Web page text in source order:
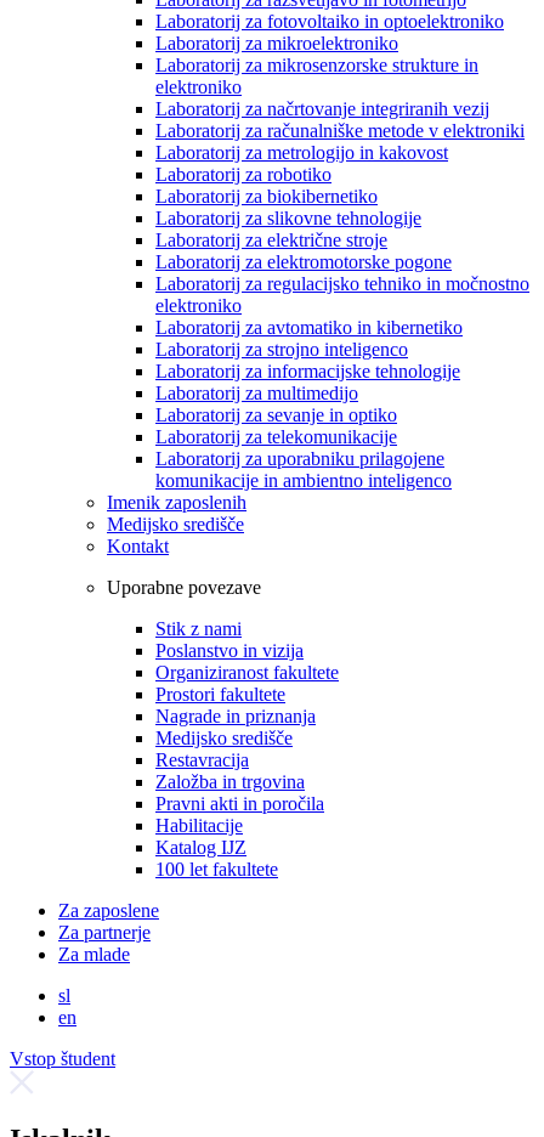
Laboratorij za fotovoltaiko in optoelektroniko
Laboratorij za mikroelektroniko
Laboratorij za mikrosenzorske strukture in
elektroniko
Laboratorij za načrtovanje integriranih vezij
Laboratorij za računalniške metode v elektroniki
Laboratorij za metrologijo in kakovost
Laboratorij za robotiko
Laboratorij za biokibernetiko
Laboratorij za slikovne tehnologije
Laboratorij za električne stroje
Laboratorij za elektromotorske pogone
Laboratorij za regulacijsko tehniko in močnostno
elektroniko
Laboratorij za avtomatiko in kibernetiko
Laboratorij za strojno inteligenco
Laboratorij za informacijske tehnologije
Laboratorij za multimedijo
Laboratorij za sevanje in optiko
Laboratorij za telekomunikacije
Laboratorij za uporabniku prilagojene
komunikacije in ambientno inteligenco
Imenik zaposlenih
Medijsko središče
Kontakt
Uporabne povezave
Stik z nami
Poslanstvo in vizija
Organiziranost fakultete
Prostori fakultete
Nagrade in priznanja
Medijsko središče
Restavracija
Založba in trgovina
Pravni akti in poročila
Habilitacije
Katalog IJZ
100 let fakultete
Za zaposlene
Za partnerje
Za mlade
sl
en
Vstop študent